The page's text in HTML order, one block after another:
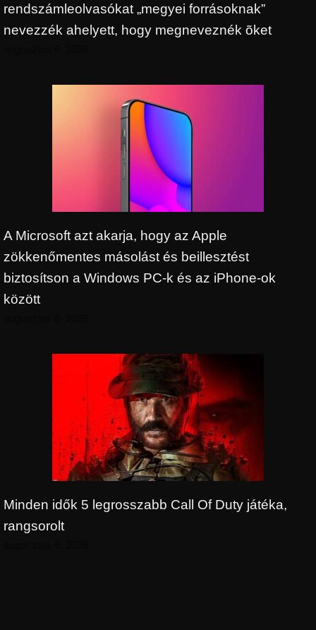
rendszámleolvasókat „megyei forrásoknak”
nevezzék ahelyett, hogy megneveznék õket
A Microsoft azt akarja, hogy az Apple
zökkenőmentes másolást és beillesztést
biztosítson a Windows PC-k és az iPhone-ok
között
Minden idők 5 legrosszabb Call Of Duty játéka,
rangsorolt